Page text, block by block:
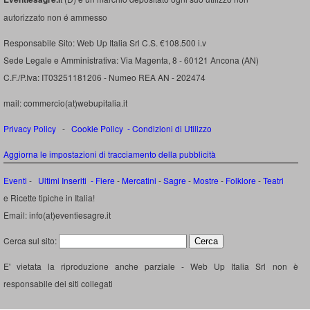
autorizzato non é ammesso
Responsabile Sito: Web Up Italia Srl C.S. €108.500 i.v
Sede Legale e Amministrativa: Via Magenta, 8 - 60121 Ancona (AN)
C.F./P.Iva: IT03251181206 - Numeo REA AN - 202474
mail: commercio(at)webupitalia.it
Privacy Policy - Cookie Policy -Condizioni di Utilizzo
Aggiorna le impostazioni di tracciamento della pubblicità
Eventi - Ultimi Inseriti - Fiere - Mercatini -Sagre - Mostre - Folklore -Teatri
e Ricette tipiche in Italia!
Email: info(at)eventiesagre.it
Cerca sul sito:
E' vietata la riproduzione anche parziale - Web Up Italia Srl non è
responsabile dei siti collegati